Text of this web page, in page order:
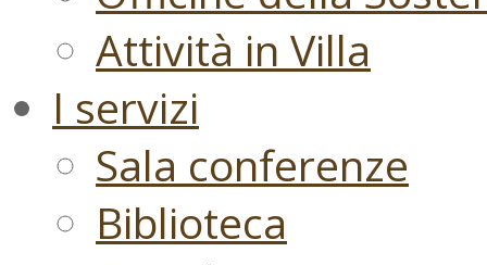
Attività in Villa
I servizi
Sala conferenze
Biblioteca